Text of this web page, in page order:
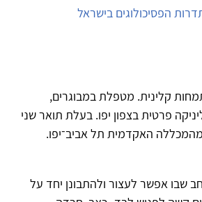
הפסיכולוגים בישראל
קלינית. מטפלת במבוגרים,
פרטית בצפון יפו. בעלת תואר שני
מהמכללה האקדמית תל אביב־יפו.
שבו אפשר לעצור ולהתבונן יחד על